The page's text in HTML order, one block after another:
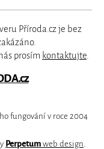
Příroda.cz je bez
prosím kontaktujte.
fungování v roce 2004
Perpetum web design